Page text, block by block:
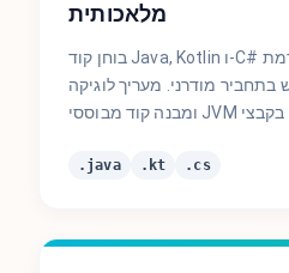
מלאכותית
בוחן קוד Java, Kotlin ו-C# עבור דפוסי מבנה כגון רמת
בתחביר מודרני. מעריך לוגיקה
.java .kt .cs